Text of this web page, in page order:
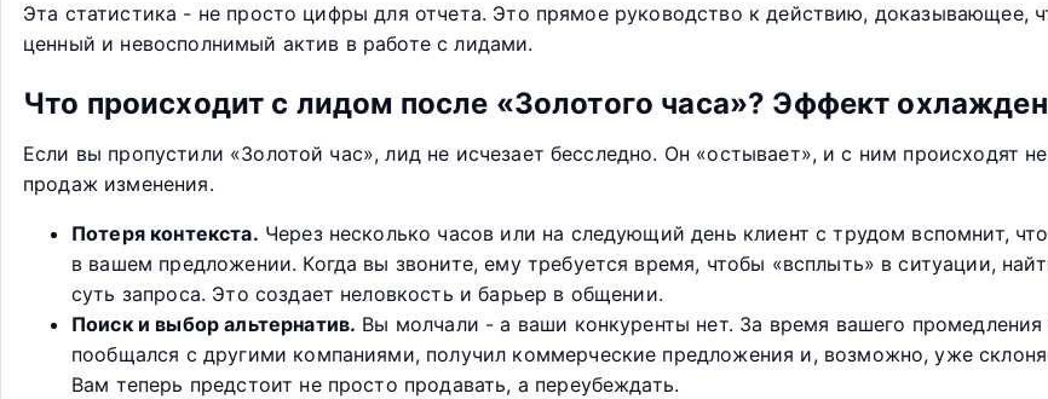
Эта статистика - не просто цифры для отчета. Это прямое руководство к действию, доказывающее,
ценный и невосполнимый актив в работе с лидами.
Что происходит с лидом после «Золотого часа»? Эффект
Если вы пропустили «Золотой час», лид не исчезает бесследно. Он «остывает», и с ним происходят
продаж изменения.
Потеря контекста. Через несколько часов или на следующий день клиент с трудом вспомнит,
в вашем предложении. Когда вы звоните, ему требуется время, чтобы «всплыть» в ситуации,
суть запроса. Это создает неловкость и барьер в общении.
Поиск и выбор альтернатив. Вы молчали - а ваши конкуренты нет. За время вашего промедления
пообщался с другими компаниями, получил коммерческие предложения и, возможно, уже
Вам теперь предстоит не просто продавать, а переубеждать.